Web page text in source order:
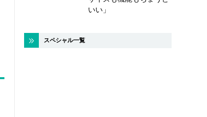
いい」
スペシャル一覧